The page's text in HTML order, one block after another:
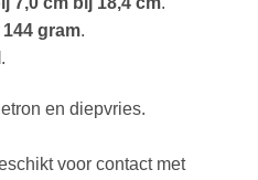
144 gram.
.
en diepvries.
voor contact met